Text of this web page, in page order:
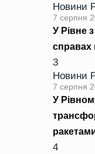
Новини
7 серпня
У Рівне
справах
3
Новини
7 серпня
У
4